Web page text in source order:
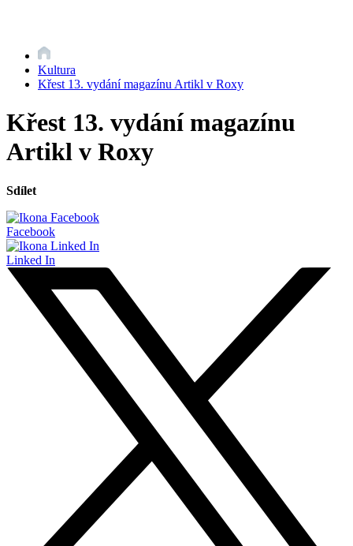
Kultura
Křest 13. vydání magazínu Artikl v Roxy
Křest 13. vydání magazínu
Artikl v Roxy
Sdílet
Facebook
Linked In